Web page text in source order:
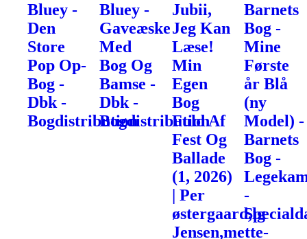
Bluey -
Den
Store
Pop Op-
Bog -
Dbk -
Bogdistribution
Bluey -
Gaveæske
Med
Bog Og
Bamse -
Dbk -
Bogdistribution
Jubii,
Jeg Kan
Læse!
Min
Egen
Bog
Fuld Af
Fest Og
Ballade
(1, 2026)
| Per
østergaard,lg
Jensen,mette-
Barnets
Bog -
Mine
Første
år Blå
(ny
Model) -
Barnets
Bog -
-